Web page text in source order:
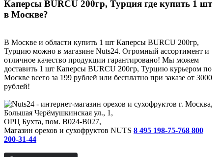
Каперсы BURCU 200гр, Турция где купить 1 шт
в Москве?
В Москве и области купить 1 шт Каперсы BURCU 200гр,
Турцию можно в магазине Nuts24. Огромный ассортимент и
отличное качество продукции гарантировано! Мы можем
доставить 1 шт Каперсы BURCU 200гр, Турцию курьером по
Москве всего за 199 рублей или бесплатно при заказе от 3000
рублей!
г. Москва,
Большая Черёмушкинская ул., 1,
ОРЦ Бухта, пом. B024-B027,
Магазин орехов и сухофруктов NUTS 8 495 198-75-768 800
200-31-44